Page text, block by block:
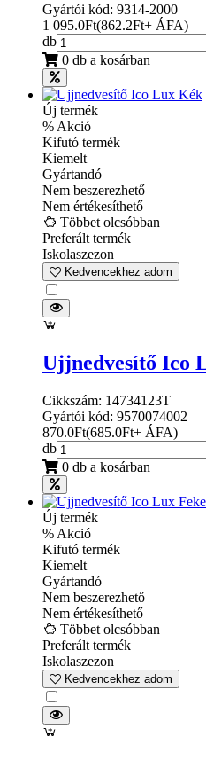
Gyártói kód: 9314-2000
1 095.0Ft(862.2Ft+ ÁFA)
db
0 db a kosárban
Új termék
% Akció
Kifutó termék
Kiemelt
Gyártandó
Nem beszerezhető
Nem értékesíthető
Többet olcsóbban
Preferált termék
Iskolaszezon
Kedvencekhez adom
Ujjnedvesítő Ico
Cikkszám: 14734123T
Gyártói kód: 9570074002
870.0Ft(685.0Ft+ ÁFA)
db
0 db a kosárban
Új termék
% Akció
Kifutó termék
Kiemelt
Gyártandó
Nem beszerezhető
Nem értékesíthető
Többet olcsóbban
Preferált termék
Iskolaszezon
Kedvencekhez adom